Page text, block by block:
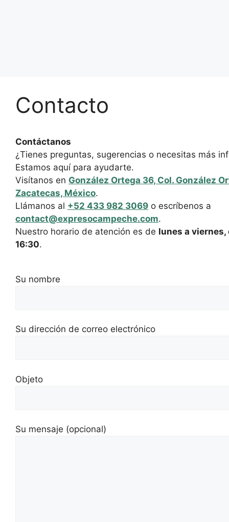
Contacto
Contáctanos
¿Tienes preguntas, sugerencias o necesitas más
Estamos aquí para ayudarte.
Visítanos en González Ortega 36, Col. González
Zacatecas, México.
Llámanos al +52 433 982 3069 o escríbenos a
contact@expresocampeche.com.
Nuestro horario de atención es de lunes a viernes,
16:30.
Su nombre
Su dirección de correo electrónico
Objeto
Su mensaje (opcional)